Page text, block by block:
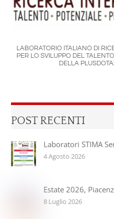
LABORATORIO ITALIANO DI
PER LO SVILUPPO DEL
DELLA
POST RECENTI
Laboratori STIMA
4 Agosto 2026
Estate 2026,
8 Luglio 2026